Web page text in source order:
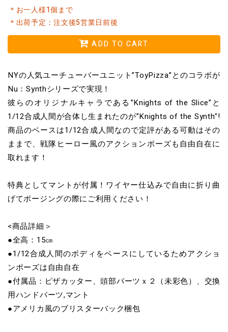
＊お一人様1個まで
＊出荷予定：注文後5営業日前後
ADD TO CART
NYの人気ユーチューバーユニット”ToyPizza”とのコラボが
Nu：Synthシリーズで実現！
彼らのオリジナルキャラである”Knights of the Slice”と
1/12合成人間が合体し生まれたのが”Knights of the Synth"!
商品のベースは1/12合成人間なので定評がある可動はその
ままで、戦隊ヒーロー風のアクションポーズも自由自在に
取れます！
特典としてマントが付属！ワイヤー仕込みで自由に折り曲
げてポージングの際にご利用ください！
<商品詳細＞
●全高：15㎝
●1/12合成人間のボディをベースにしているためアクショ
ンポーズは自由自在
●付属品：ピザカッター、頭部パーツｘ２（未彩色）、交換
用ハンドパーツ,マント
●アメリカ風のブリスターバック梱包